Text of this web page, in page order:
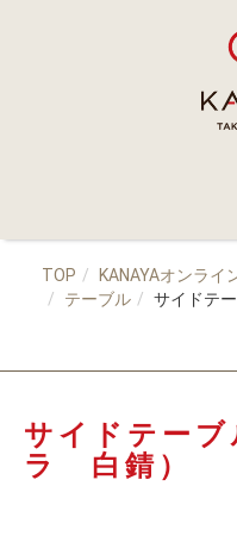
TOP KANAYAオンライ
テーブル
サイドテ
サイドテー
ラ 白錆）